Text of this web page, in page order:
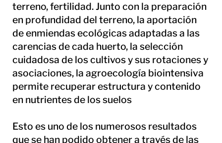
terreno, fertilidad. Junto con la preparación
en profundidad del terreno, la aportación
de enmiendas ecológicas adaptadas a las
carencias de cada huerto, la selección
cuidadosa de los cultivos y sus rotaciones y
asociaciones, la agroecología biointensiva
permite recuperar estructura y contenido
en nutrientes de los suelos
Esto es uno de los numerosos resultados
que se han podido obtener a través de las